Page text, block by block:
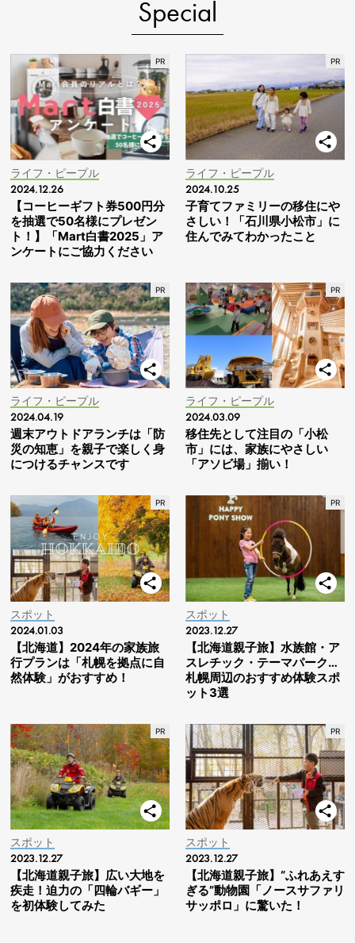
Special
ライフ・ピープル
2024.12.26
【コーヒーギフト券500円分
を抽選で50名様にプレゼン
ト！】「Mart白書2025」ア
ンケートにご協力ください
ライフ・ピープル
2024.10.25
子育てファミリーの移住にや
さしい！「石川県小松市」に
住んでみてわかったこと
ライフ・ピープル
2024.04.19
週末アウトドアランチは「防
災の知恵」を親子で楽しく身
につけるチャンスです
ライフ・ピープル
2024.03.09
移住先として注目の「小松
市」には、家族にやさしい
「アソビ場」揃い！
スポット
2024.01.03
【北海道】2024年の家族旅
行プランは「札幌を拠点に自
然体験」がおすすめ！
スポット
2023.12.27
【北海道親子旅】水族館・ア
スレチック・テーマパーク…
札幌周辺のおすすめ体験スポ
ット3選
スポット
2023.12.27
【北海道親子旅】広い大地を
疾走！迫力の「四輪バギー」
を初体験してみた
スポット
2023.12.27
【北海道親子旅】“ふれあえす
ぎる”動物園「ノースサファリ
サッポロ」に驚いた！